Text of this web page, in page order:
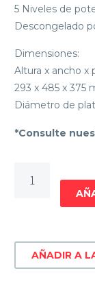
5 Niveles de
Descongelado
Dimensiones:
Altura x ancho x
293 x 485 x 375
Diámetro de
*Consulte
JAMES
MDN
cantidad
AÑADIR A